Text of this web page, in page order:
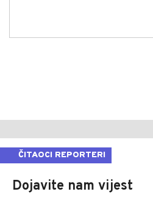
ČITAOCI REPORTERI
Dojavite nam vijest